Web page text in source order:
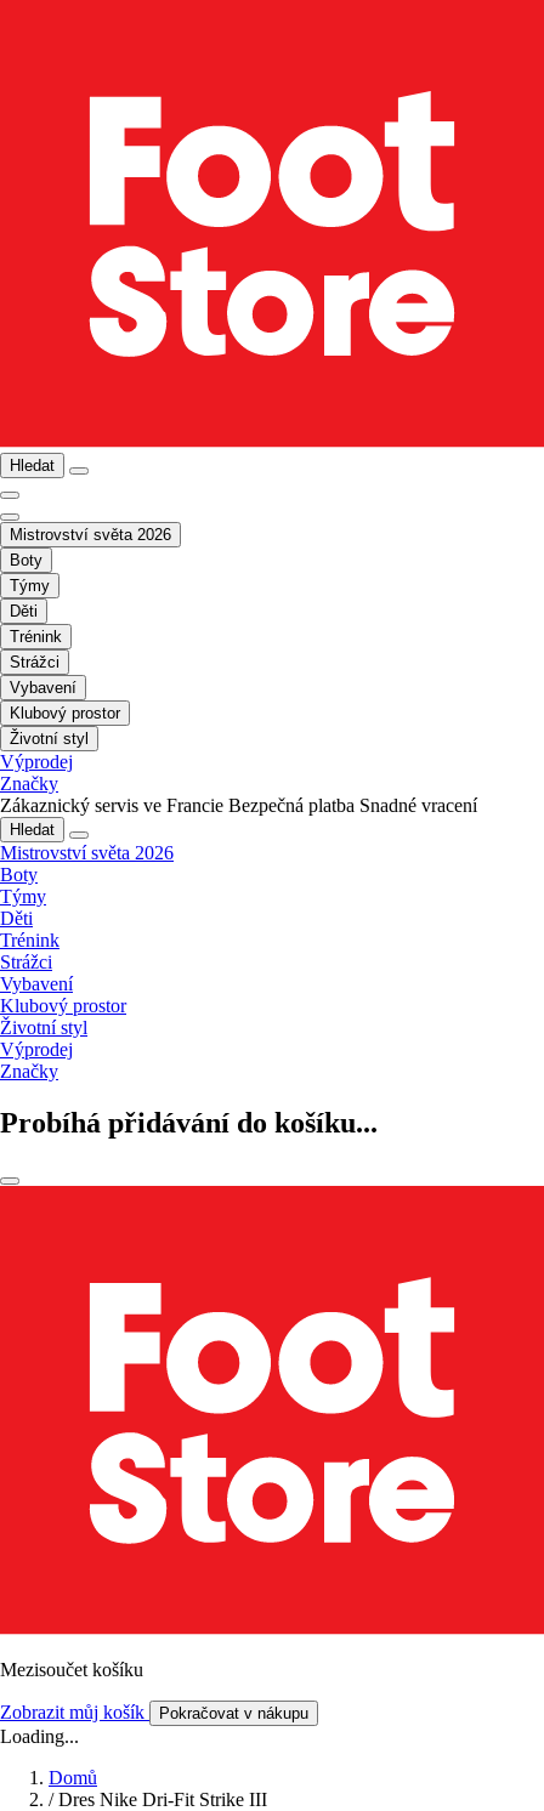
Hledat
Mistrovství světa 2026
Boty
Týmy
Děti
Trénink
Strážci
Vybavení
Klubový prostor
Životní styl
Výprodej
Značky
Zákaznický servis ve Francie Bezpečná platba Snadné vracení
Hledat
Mistrovství světa 2026
Boty
Týmy
Děti
Trénink
Strážci
Vybavení
Klubový prostor
Životní styl
Výprodej
Značky
Probíhá přidávání do košíku...
Mezisoučet košíku
Zobrazit můj košík Pokračovat v nákupu
Loading...
Domů
/ Dres Nike Dri-Fit Strike III